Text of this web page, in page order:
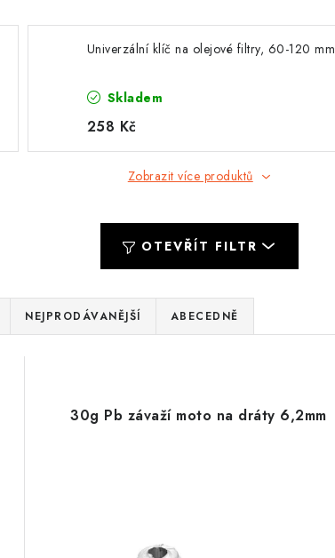
Univerzální klíč na olejové filtry, 60-120 mm
Skladem
258 Kč
Zobrazit více produktů
OTEVŘÍT FILTR
NEJPRODÁVANĚJŠÍ ABECEDNĚ
30g Pb závaží moto na dráty 6,2mm